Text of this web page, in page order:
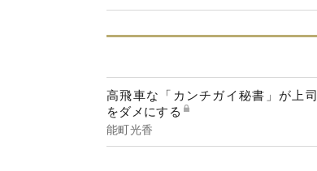
高飛車な「カンチガイ秘書」が上司
をダメにする
能町光香